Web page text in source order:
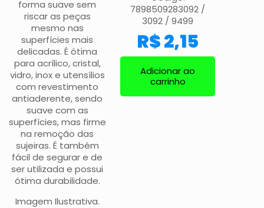
forma suave sem
riscar as peças
mesmo nas
superfícies mais
delicadas. É ótima
para acrílico, cristal,
vidro, inox e utensílios
com revestimento
antiaderente, sendo
suave com as
superfícies, mas firme
na remoção das
sujeiras. É também
fácil de segurar e de
ser utilizada e possui
ótima durabilidade.
Imagem Ilustrativa.
7898509283092 /
3092 / 9499
R$2,15
Adicionar ao
carrinho